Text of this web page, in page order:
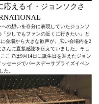
えるイ・ジョンソクさ
の想いを存分に表現していたジョンソ
少しでもファンの近くに行きたい」と
会場から大きな歓声が。広い会場内を2
んに直接感謝を伝えていました。そし
こでは9月14日に誕生日を迎えたジョン
セージでバースデーサプライズイベン
た。